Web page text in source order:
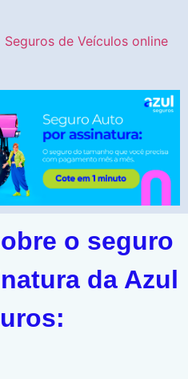
Seguros de Veículos online
o seguro
da Azul